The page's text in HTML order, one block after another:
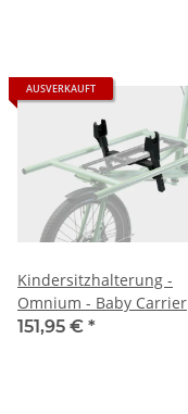
AUSVERKAUFT
Kindersitzhalterung -
Omnium - Baby Carrier
Mount
151,95 € *